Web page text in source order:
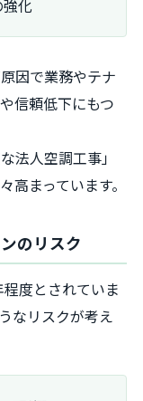
化
因で業務やテナ
信頼低下にもつ
法人空調工事」
高まっています。
のリスク
度とされていま
なリスクが考え